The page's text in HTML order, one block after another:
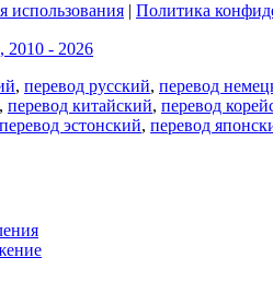
использования | Политика
- 2026
, перевод русский, перевод
, перевод китайский, перевод
перевод эстонский, перевод